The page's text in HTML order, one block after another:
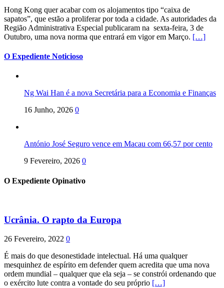
Hong Kong quer acabar com os alojamentos tipo “caixa de
sapatos”, que estão a proliferar por toda a cidade. As autoridades da
Região Administrativa Especial publicaram na sexta-feira, 3 de
Outubro, uma nova norma que entrará em vigor em Março. […]
O Expediente Noticioso
Ng Wai Han é a nova Secretária para a Economia e Finanças
16 Junho, 2026 0
António José Seguro vence em Macau com 66,57 por cento
9 Fevereiro, 2026 0
O Expediente Opinativo
Ucrânia. O rapto da Europa
26 Fevereiro, 2022 0
É mais do que desonestidade intelectual. Há uma qualquer
mesquinhez de espírito em defender quem acredita que uma nova
ordem mundial – qualquer que ela seja – se constrói ordenando que
o exército lute contra a vontade do seu próprio […]